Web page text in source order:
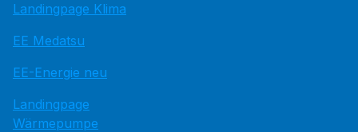
Landingpage Klima
EE Medatsu
EE-Energie neu
Landingpage
Wärmepumpe